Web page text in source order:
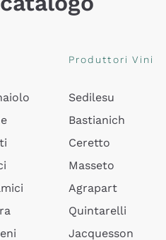
Produttori Vini
Sedilesu
Bastianich
Ceretto
Masseto
Agrapart
Quintarelli
Jacquesson